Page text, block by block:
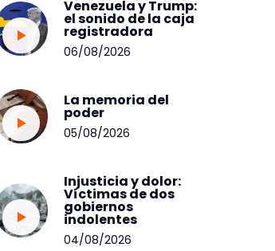
Venezuela y Trump:
el sonido de la caja
registradora
06/08/2026
La memoria del
poder
05/08/2026
Injusticia y dolor:
Víctimas de dos
gobiernos
indolentes
04/08/2026